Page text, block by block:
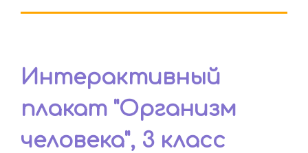
Интерактивный
плакат "Организм
человека", 3 класс